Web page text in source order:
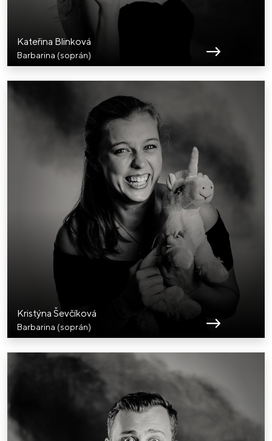
Kateřina Blinková
Barbarina (soprán)
Kristýna Ševčíková
Barbarina (soprán)